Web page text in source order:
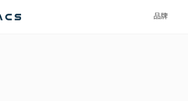
品牌